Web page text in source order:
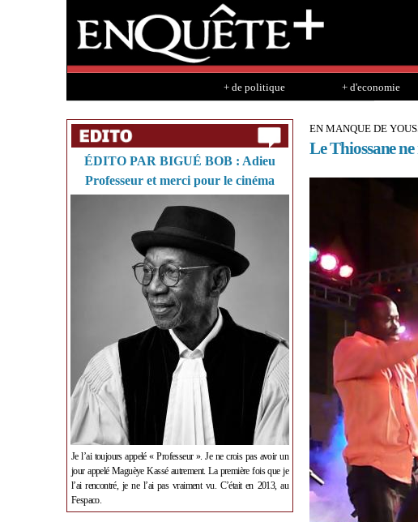
+ de politique + d'economie
ÉDITO PAR BIGUÉ BOB : Adieu
Professeur et merci pour le cinéma
Je l’ai toujours appelé « Professeur ». Je ne crois pas avoir un
jour appelé Maguèye Kassé autrement. La première fois que je
l’ai rencontré, je ne l’ai pas vraiment vu. C’était en 2013, au
Fespaco.
EN MANQUE DE
Le Thiossane